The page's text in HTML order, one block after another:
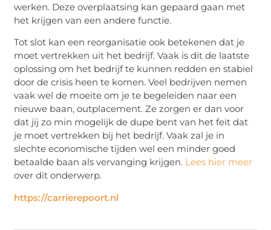
werken. Deze overplaatsing kan gepaard gaan met
het krijgen van een andere functie.
Tot slot kan een reorganisatie ook betekenen dat je
moet vertrekken uit het bedrijf. Vaak is dit de laatste
oplossing om het bedrijf te kunnen redden en stabiel
door de crisis heen te komen. Veel bedrijven nemen
vaak wel de moeite om je te begeleiden naar een
nieuwe baan, outplacement. Ze zorgen er dan voor
dat jij zo min mogelijk de dupe bent van het feit dat
je moet vertrekken bij het bedrijf. Vaak zal je in
slechte economische tijden wel een minder goed
betaalde baan als vervanging krijgen. Lees hier meer
over dit onderwerp.
https://carrierepoort.nl